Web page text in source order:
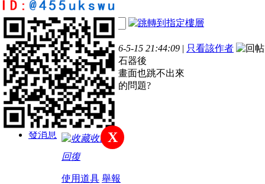
1
主題
2
帖子
19
積分
新手上路
積分
19
發消息
電梯直達
樓主
發表於 2016-5-15 21:44:09 | 只看該作者
最近發生啟動石器後
等待超久石器畫面也跳不出來
請問這是怎樣的問題?
收藏
回復
使用道具 舉報
X